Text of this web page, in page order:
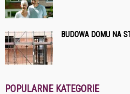
BUDOWA DOMU NA
POPULARNE KATEGORIE